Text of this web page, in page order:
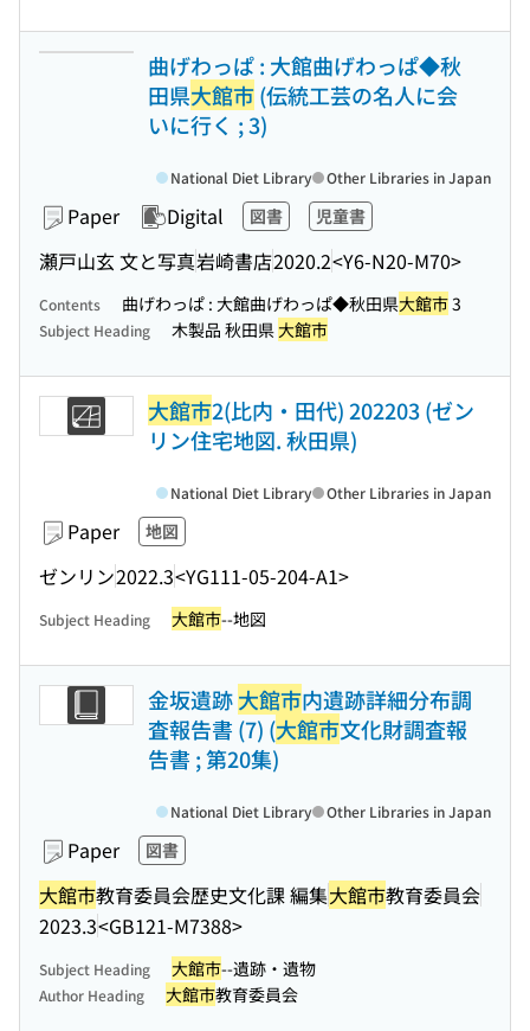
曲げわっぱ : 大館曲げわっぱ◆秋
田県大館市(伝統工芸の名人に会
いに行く ; 3)
Paper Digital 図書 児童書
瀬戸山玄 文と写真岩崎書店2020.2<Y6-N20-M70>
National Diet Library Other Libraries in Japan
Contents 曲げわっぱ : 大館曲げわっぱ◆秋田県大館市3
Subject Heading 木製品 秋田県 大館市
大館市2(比内・田代) 202203 (ゼン
リン住宅地図. 秋田県)
Paper 地図
ゼンリン2022.3<YG111-05-204-A1>
National Diet Library Other Libraries in Japan
Subject Heading 大館市--地図
金坂遺跡大館市内遺跡詳細分布調
査報告書 (7) (大館市文化財調査報
告書 ; 第20集)
Paper 図書
大館市教育委員会歴史文化課 編集大館市教育委員会
2023.3<GB121-M7388>
National Diet Library Other Libraries in Japan
Subject Heading 大館市--遺跡・遺物
Author Heading 大館市教育委員会